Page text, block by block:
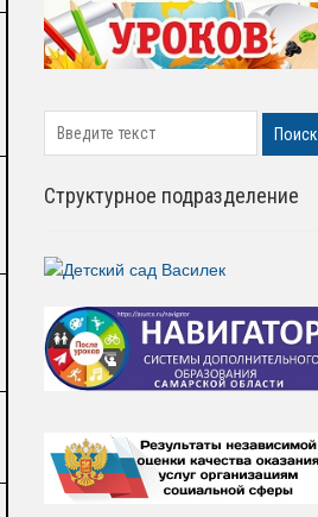
search
Поиск
Структурное подразделение